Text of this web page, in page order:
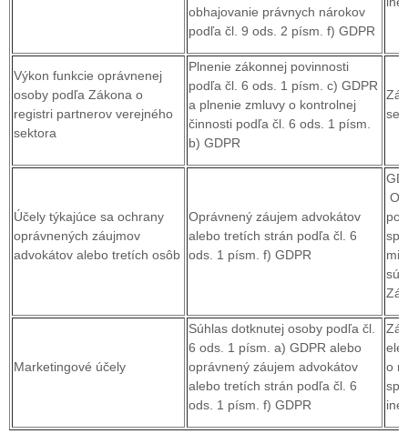
obhajovanie právnych nárokov
podľa čl. 9 ods. 2 písm. f) GDPR
Výkon funkcie oprávnenej
osoby podľa Zákona o
registri partnerov verejného
sektora
Plnenie zákonnej povinnosti
podľa čl. 6 ods. 1 písm. c) GDPR
a plnenie zmluvy o kontrolnej
činnosti podľa čl. 6 ods. 1 písm.
b) GDPR
Účely týkajúce sa ochrany
oprávnených záujmov
advokátov alebo tretích osôb
Oprávnený záujem advokátov
alebo tretích strán podľa čl. 6
ods. 1 písm. f) GDPR
Marketingové účely
Súhlas dotknutej osoby podľa čl.
6 ods. 1 písm. a) GDPR alebo
oprávnený záujem advokátov
alebo tretích strán podľa čl. 6
ods. 1 písm. f) GDPR
o
iné